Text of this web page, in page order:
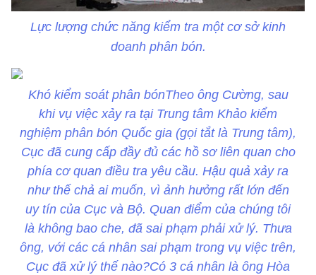
Lực lượng chức năng kiểm tra một cơ sở kinh
doanh phân bón.
Khó kiểm soát phân bónTheo ông Cường, sau
khi vụ việc xảy ra tại Trung tâm Khảo kiểm
nghiệm phân bón Quốc gia (gọi tắt là Trung tâm),
Cục đã cung cấp đầy đủ các hồ sơ liên quan cho
phía cơ quan điều tra yêu cầu. Hậu quả xảy ra
như thế chả ai muốn, vì ảnh hưởng rất lớn đến
uy tín của Cục và Bộ. Quan điểm của chúng tôi
là không bao che, đã sai phạm phải xử lý. Thưa
ông, với các cá nhân sai phạm trong vụ việc trên,
Cục đã xử lý thế nào?Có 3 cá nhân là ông Hòa